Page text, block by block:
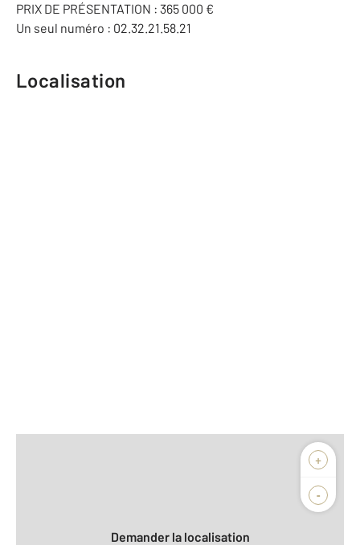
PRIX DE PRÉSENTATION : 365 000 €
Un seul numéro : 02.32.21.58.21
Localisation
+
-
Biens vendus
Demander la localisation